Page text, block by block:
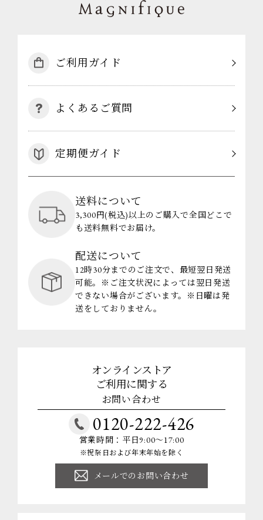
ご利用ガイド
よくあるご質問
定期便ガイド
送料について
3,300円(税込)以上のご購入で全国どこで
も送料無料でお届け。
配送について
12時30分までのご注文で、最短翌日発送
可能。※ご注文状況によっては翌日発送
できない場合がございます。※日曜は発
送をしておりません。
オンラインストア
ご利用に関する
お問い合わせ
0120-222-426
営業時間：平日9:00～17:00
※祝祭日および年末年始を除く
メールでのお問い合わせ